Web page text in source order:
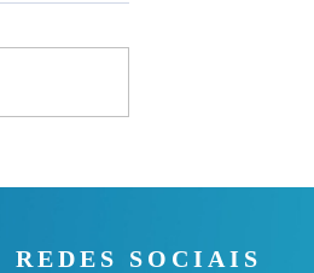
REDES SOCIAIS